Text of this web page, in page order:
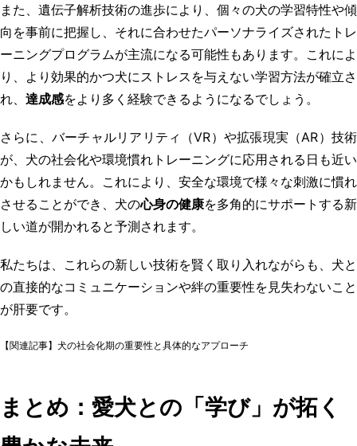
また、遺伝子解析技術の進歩により、個々の犬の学習特性や傾
向を事前に把握し、それに合わせたパーソナライズされたトレ
ーニングプログラムが主流になる可能性もあります。これによ
り、より効果的かつ犬にストレスを与えない学習方法が確立さ
れ、 達成感をより多く経験できるようになるでしょう。
さらに、バーチャルリアリティ（VR）や拡張現実（AR）技術
が、犬の社会化や環境慣れトレーニングに応用される日も近い
かもしれません。これにより、安全な環境で様々な刺激に慣れ
させることができ、犬の心身の健康を多角的にサポートする新
しい道が開かれると予測されます。
私たちは、これらの新しい技術を賢く取り入れながらも、犬と
の直接的なコミュニケーションや絆の重要性を見失わないこと
が肝要です。
【関連記事】犬の社会化期の重要性と具体的なアプローチ
まとめ：愛犬との「学び」が拓く